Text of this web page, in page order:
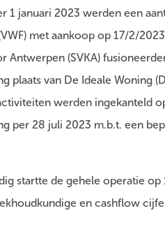
1 januari 2023 werden een
met aankoop op 17/2/
Antwerpen (SVKA)
plaats van De Ideale Woning
werden ingekanteld
per 28 juli 2023 m.b.t. een
startte de gehele operatie
en cashflow